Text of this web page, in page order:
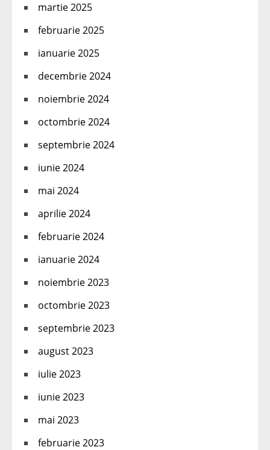
martie 2025
februarie 2025
ianuarie 2025
decembrie 2024
noiembrie 2024
octombrie 2024
septembrie 2024
iunie 2024
mai 2024
aprilie 2024
februarie 2024
ianuarie 2024
noiembrie 2023
octombrie 2023
septembrie 2023
august 2023
iulie 2023
iunie 2023
mai 2023
februarie 2023